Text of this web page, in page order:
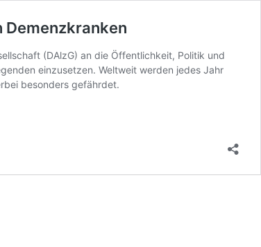
(DAlzG) an die Öffentlichkeit, Politik und
einzusetzen. Weltweit werden jedes Jahr
besonders gefährdet.